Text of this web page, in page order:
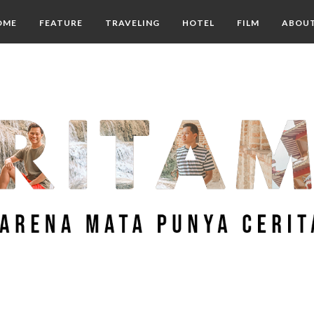
FEATURE TRAVELING HOTEL FILM